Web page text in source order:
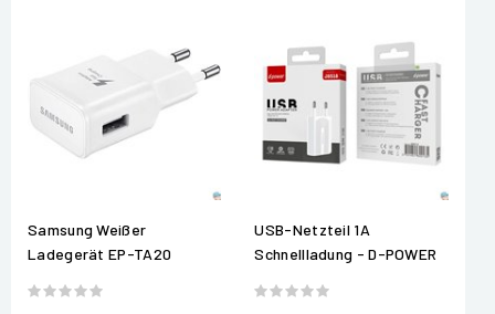
Samsung Weißer
Ladegerät EP-TA20
USB-Netzteil 1A
Schnellladung - D-POWER